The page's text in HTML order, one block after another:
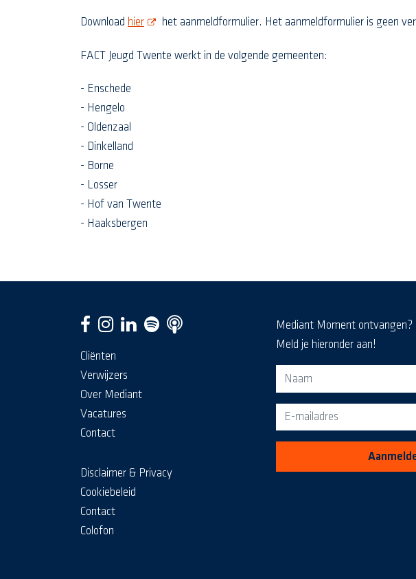
Download hieropent deze pdf in een nieuw scherm
het aanmeldformulier. Het aanmeldformulier is geen
FACT Jeugd Twente werkt in de volgende gemeenten:
- Enschede
- Hengelo
- Oldenzaal
- Dinkelland
- Borne
- Losser
- Hof van Twente
- Haaksbergen
Cliënten
Verwijzers
Over Mediant
Vacatures
Contact
Disclaimer & Privacy
Cookiebeleid
Contact
Colofon
Mediant Moment ontvangen?
Meld je hieronder aan!
Aanmeldformulier